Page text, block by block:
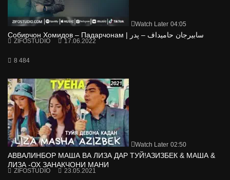
Watch Later 04:05
Собирчон Хомидов – Падарчонам | سابیرجان حامیداف – پدر
ZIFOSTUDIO 17.06.2022
8 484
Watch Later 02:50
АВВАЛИНБОР МАША ВА ЛИЗА ДАР ТУЙ!АЗИЗБЕК & МАША &
ЛИЗА -ОХ ЗАНАКЧОНИ МАНИ
ZIFOSTUDIO 23.05.2021